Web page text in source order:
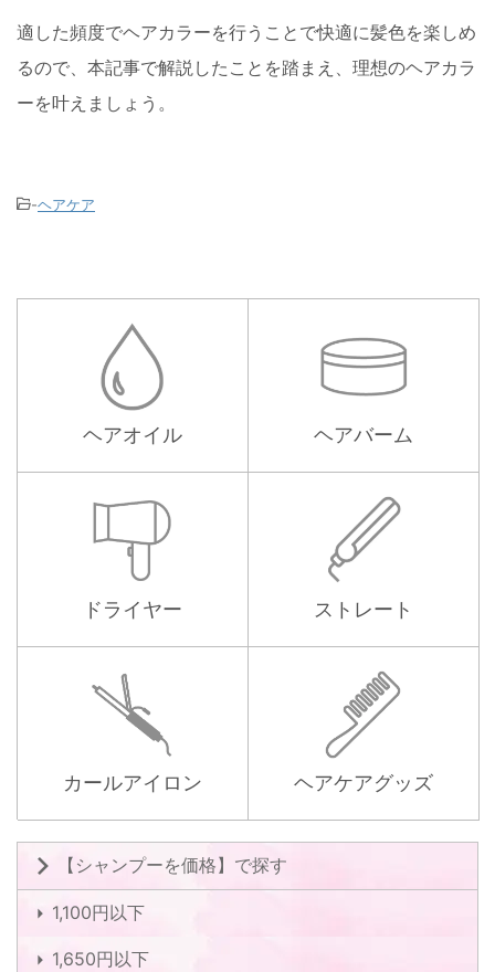
適した頻度でヘアカラーを行うことで快適に髪色を楽しめ
るので、本記事で解説したことを踏まえ、理想のヘアカラ
ーを叶えましょう。
-ヘアケア
ヘアオイル ヘアバーム
ドライヤー ストレート
カールアイロン ヘアケアグッズ
【シャンプーを価格】で探す
1,100円以下
1,650円以下